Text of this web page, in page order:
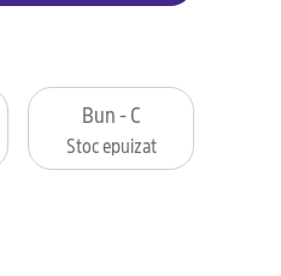
Bun - C
Stoc epuizat